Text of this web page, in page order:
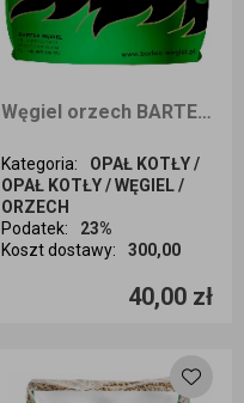
Węgiel orzech BARTEX 25KG odbiór osobisty
Kategoria:
OPAŁ KOTŁY /
OPAŁ KOTŁY / WĘGIEL /
ORZECH
Podatek:
23%
Koszt dostawy: 300,00
40,00 zł
Ilość sztuk